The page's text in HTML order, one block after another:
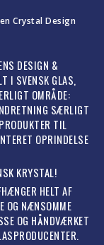
DESIGN &
I SVENSK GLAS,
OMRÅDE:
SÆRLIGT
TIL
OPRINDELSE
KRYSTAL!
HELT AF
OG NÆNSOMME
OG HÅNDVÆRKET